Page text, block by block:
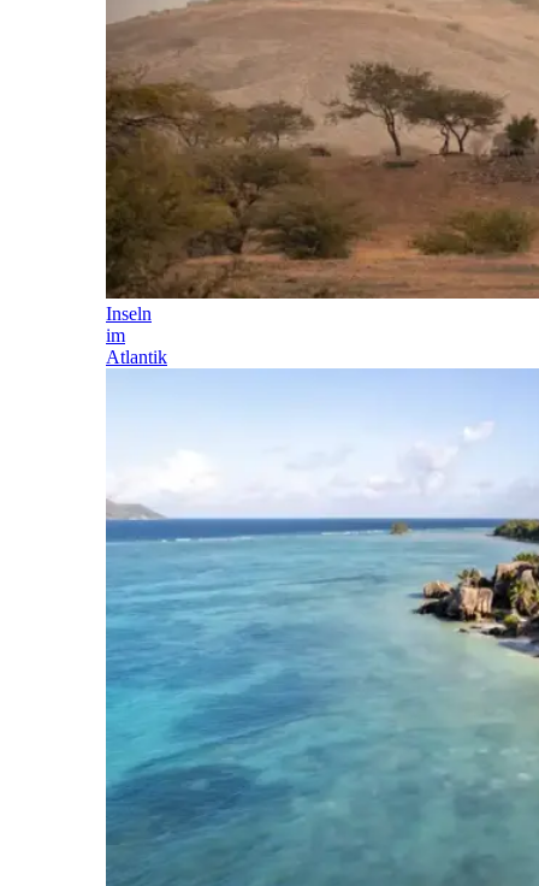
Inseln
im
Atlantik